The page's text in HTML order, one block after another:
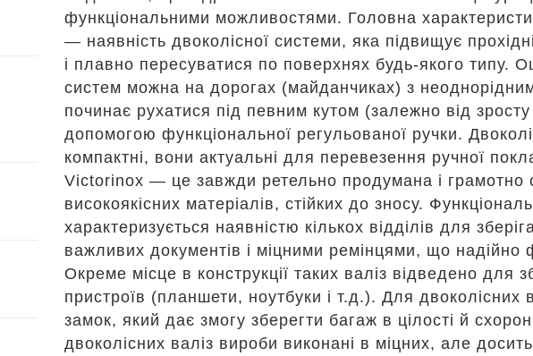
функціональними можливостями. Головна
— наявність двоколісної системи, яка підвищує
і плавно пересуватися по поверхнях будь-якого типу.
систем можна на дорогах (майданчиках) з
починає рухатися під певним кутом (залежно від
допомогою функціональної регульованої ручки.
компактні, вони актуальні для перевезення ручної
Victorinox — це завжди ретельно продумана і грамотно
високоякісних матеріалів, стійких до зносу.
характеризується наявністю кількох відділів для
важливих документів і міцними ремінцями, що
Окреме місце в конструкції таких валіз відведено для
пристроїв (планшети, ноутбуки і т.д.). Для двоколісних
замок, який дає змогу зберегти багаж в цілості й
двоколісних валіз вироби виконані в міцних, але